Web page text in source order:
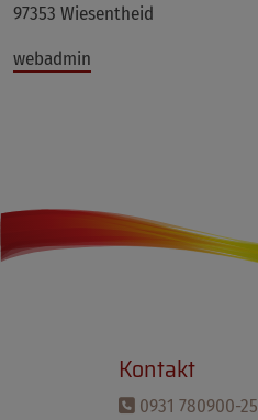
97353 Wiesentheid
webadmin
Kontakt
0931 780900-25